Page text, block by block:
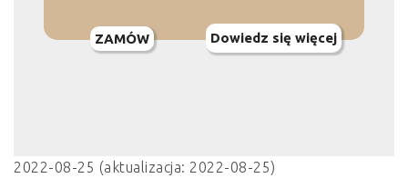
ZAMÓW Dowiedz się więcej
2022-08-25 (aktualizacja: 2022-08-25)